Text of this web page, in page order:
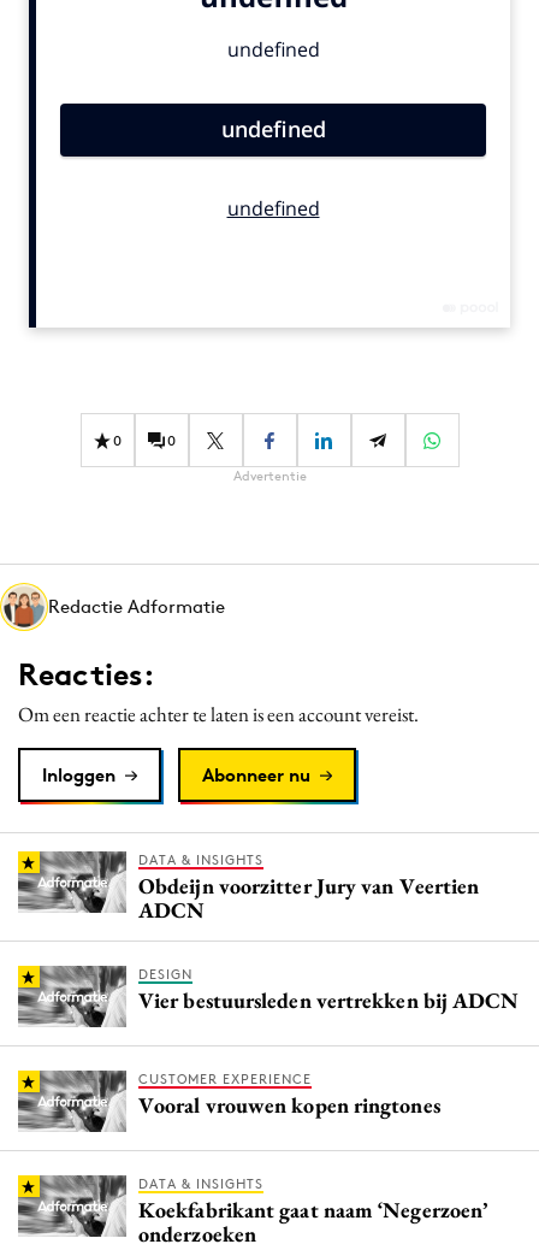
Gedragsverandering
Influencer marketing
Media
Merkstrategie
PR
Programmatic
Purpose Marketing
Reputatie & crisis
0 0
Advertentie
Redactie Adformatie
Reacties:
Om een reactie achter te laten is een account vereist.
Inloggen Abonneer nu
DATA & INSIGHTS
Obdeijn voorzitter Jury van Veertien
ADCN
DESIGN
Vier bestuursleden vertrekken bij ADCN
CUSTOMER EXPERIENCE
Vooral vrouwen kopen ringtones
DATA & INSIGHTS
Koekfabrikant gaat naam ‘Negerzoen’
onderzoeken